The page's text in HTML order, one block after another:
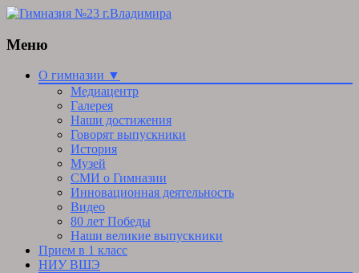
Меню
Skip
О гимназии ▼
Медиацентр
Галерея
Наши достижения
Говорят выпускники
История
Музей
СМИ о Гимназии
Инновационная деятельность
Видео
80 лет Победы
Наши великие выпускники
Прием в 1 класс
НИУ ВШЭ